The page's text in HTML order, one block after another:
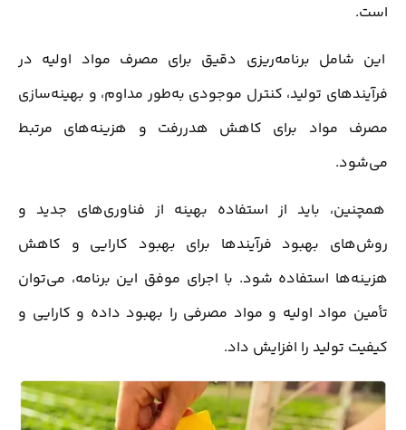
است.
این شامل برنامه‌ریزی دقیق برای مصرف مواد اولیه در
فرآیندهای تولید، کنترل موجودی به‌طور مداوم، و بهینه‌سازی
مصرف مواد برای کاهش هدررفت و هزینه‌های مرتبط
می‌شود.
همچنین، باید از استفاده بهینه از فناوری‌های جدید و
روش‌های بهبود فرآیندها برای بهبود کارایی و کاهش
هزینه‌ها استفاده شود. با اجرای موفق این برنامه، می‌توان
تأمین مواد اولیه و مواد مصرفی را بهبود داده و کارایی و
کیفیت تولید را افزایش داد.